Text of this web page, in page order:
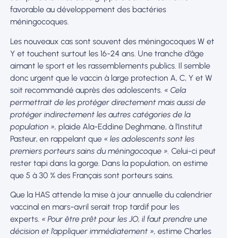
favorable au développement des bactéries
méningocoques.
Les nouveaux cas sont souvent des méningocoques W et
Y et touchent surtout les 16-24 ans. Une tranche d’âge
aimant le sport et les rassemblements publics. Il semble
donc urgent que le vaccin à large protection A, C, Y et W
soit recommandé auprès des adolescents. « Cela
permettrait de les protéger directement mais aussi de
protéger indirectement les autres catégories de la
population », plaide Ala-Eddine Deghmane, à l’Institut
Pasteur, en rappelant que « les adolescents sont les
premiers porteurs sains du méningocoque ». Celui-ci peut
rester tapi dans la gorge. Dans la population, on estime
que 5 à 30 % des Français sont porteurs sains.
Que la HAS attende la mise à jour annuelle du calendrier
vaccinal en mars-avril serait trop tardif pour les
experts. « Pour être prêt pour les JO, il faut prendre une
décision et l’appliquer immédiatement », estime Charles